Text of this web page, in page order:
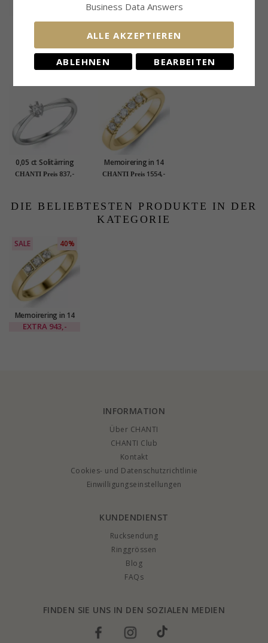
Eng Diamant
Karat Weißgold 0,154
KUNDEN KAUFTEN AUCH
0,05 ct Solitärring
aus 14 Karat
CHANTI Preis 837,-
Memoirering in 14
karat gold 5 x 0,05 ct
CHANTI Preis 1554,-
DIE BELIEBTESTEN PRODUKTE IN DER
KATEGORIE
SALE 40%
Memoirering in 14
Karat Gold 3 x 0,05 ct
EXTRA 943,-
INFORMATION
Über CHANTI
CHANTI Club
Kontakt
Cookies- und Datenschutzrichtlinie
Einwilligungseinstellungen
KUNDENDIENST
Rucksendung
Ringgrössen
Blog
FAQs
FINDEN SIE UNS IN DEN SOZIALEN MEDIEN
Business Data Answers
ALLE AKZEPTIEREN
ABLEHNEN BEARBEITEN